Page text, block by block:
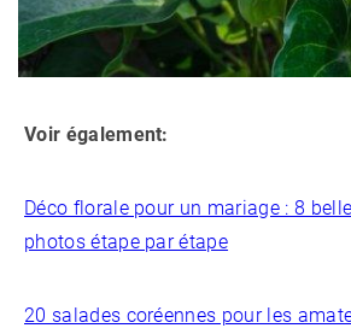
Voir également:
Déco florale pour un mariage : 8
photos étape par étape
20 salades coréennes pour les